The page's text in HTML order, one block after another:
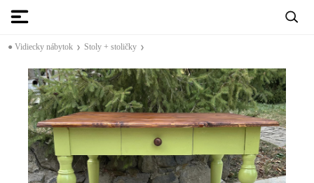
● Vidiecky nábytok Stoly + stoličky